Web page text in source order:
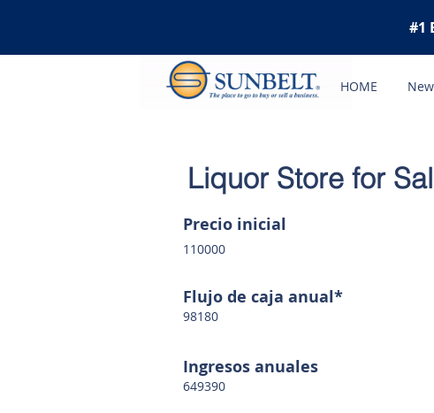
HOME
#1
Liquor Store for
Precio inicial
110000
Flujo de caja anual*
98180
Ingresos anuales
649390